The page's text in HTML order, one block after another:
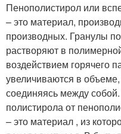
Пенополистирол или
– это материал,
производных. Гранулы
растворяют в
воздействием горячего
увеличиваются в
соединяясь между
полистирола от
– это материал , из